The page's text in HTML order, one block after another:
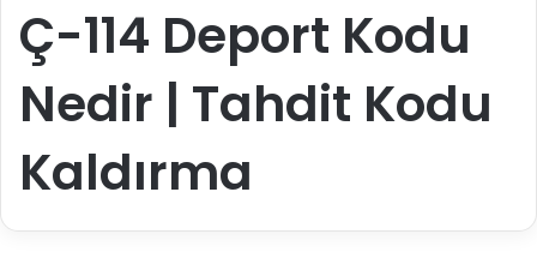
Ç-114 Deport Kodu
Nedir | Tahdit Kodu
Kaldırma